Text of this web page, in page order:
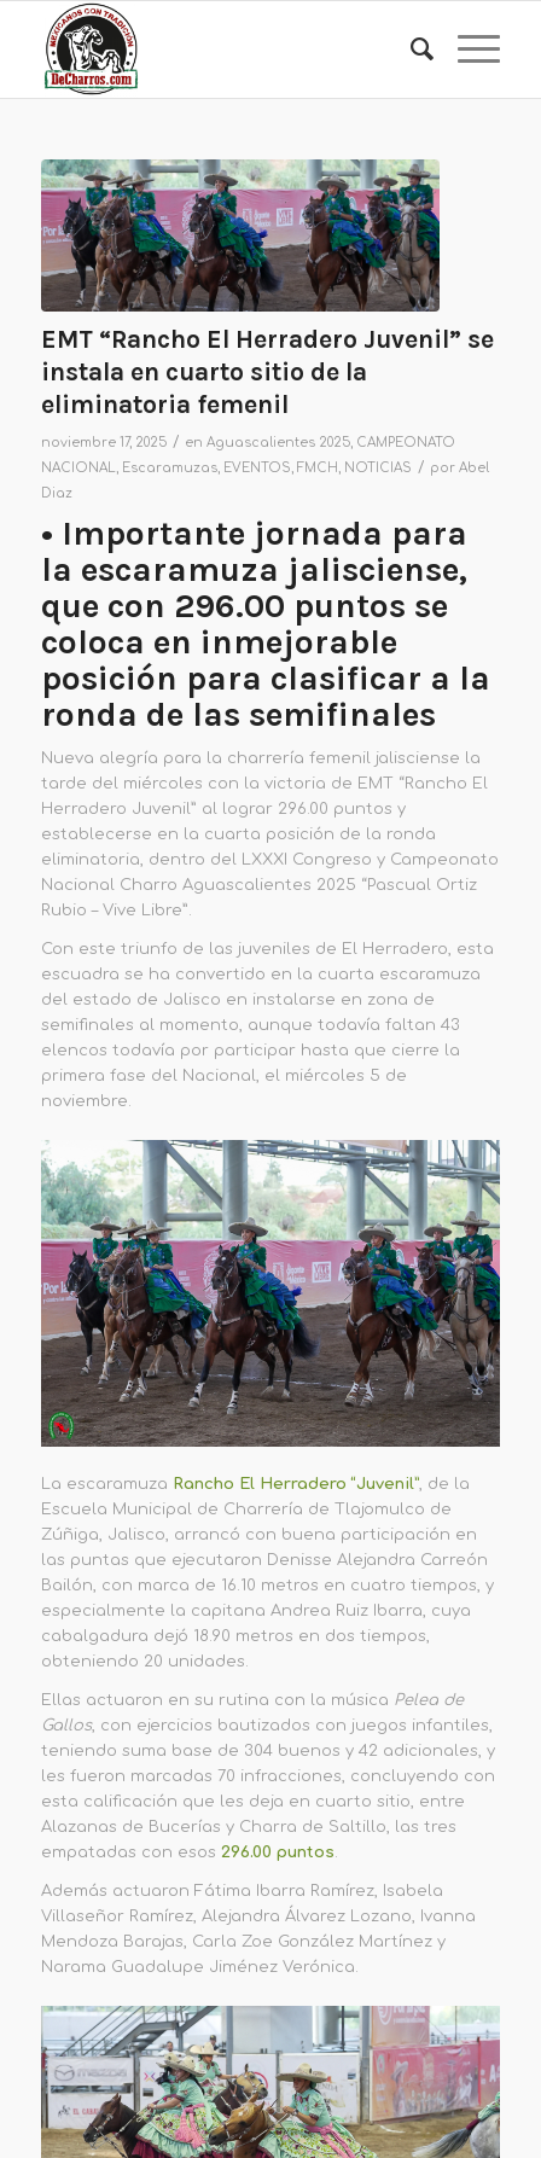
EMT “Rancho El Herradero Juvenil” se
instala en cuarto sitio de la
eliminatoria femenil
noviembre 17, 2025 / en Aguascalientes 2025, CAMPEONATO
NACIONAL
Escaramuzas, EVENTOS FMCH NOTICIAS / por Abel
Diaz
• Importante jornada para
la escaramuza jalisciense,
que con 296.00 puntos se
coloca en inmejorable
posición para clasificar a la
ronda de las semifinales
Nueva alegría para la charrería femenil jalisciense la
tarde del miércoles con la victoria de EMT “Rancho El
Herradero Juvenil” al lograr 296.00 puntos y
establecerse en la cuarta posición de la ronda
eliminatoria, dentro del LXXXI Congreso y Campeonato
Nacional Charro Aguascalientes 2025 “Pascual Ortiz
Rubio – Vive Libre”.
Con este triunfo de las juveniles de El Herradero, esta
escuadra se ha convertido en la cuarta escaramuza
del estado de Jalisco en instalarse en zona de
semifinales al momento, aunque todavía faltan 43
elencos todavía por participar hasta que cierre la
primera fase del Nacional, el miércoles 5 de
noviembre.
La escaramuza Rancho El Herradero “Juvenil”, de la
Escuela Municipal de Charrería de Tlajomulco de
Zúñiga, Jalisco, arrancó con buena participación en
las puntas que ejecutaron Denisse Alejandra Carreón
Bailón, con marca de 16.10 metros en cuatro tiempos, y
especialmente la capitana Andrea Ruiz Ibarra, cuya
cabalgadura dejó 18.90 metros en dos tiempos,
obteniendo 20 unidades.
Ellas actuaron en su rutina con la música Pelea de
Gallos, con ejercicios bautizados con juegos infantiles,
teniendo suma base de 304 buenos y 42 adicionales, y
les fueron marcadas 70 infracciones, concluyendo con
esta calificación que les deja en cuarto sitio, entre
Alazanas de Bucerías y Charra de Saltillo, las tres
empatadas con esos 296.00 puntos
Además actuaron Fátima Ibarra Ramírez, Isabela
Villaseñor Ramírez, Alejandra Álvarez Lozano, Ivanna
Mendoza Barajas, Carla Zoe González Martínez y
Narama Guadalupe Jiménez Verónica.